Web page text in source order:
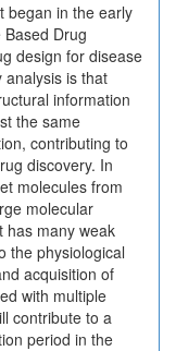
began in the early
Drug
design for disease
analysis is that
information
the same
contributing to
discovery. In
molecules from
molecular
has many weak
the physiological
acquisition of
with multiple
contribute to a
period in the